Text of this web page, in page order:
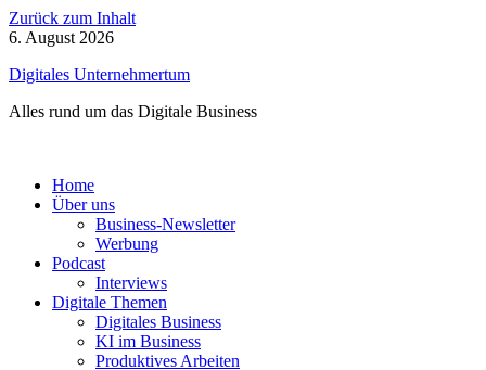
Zurück zum Inhalt
6. August 2026
Digitales Unternehmertum
Alles rund um das Digitale Business
Home
Über uns
Business-Newsletter
Werbung
Podcast
Interviews
Digitale Themen
Digitales Business
KI im Business
Produktives Arbeiten